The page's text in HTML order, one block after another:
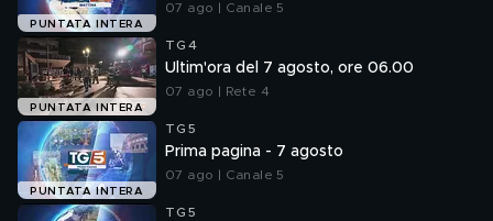
PUNTATA INTERA
07 ago | Canale 5
PUNTATA INTERA
TG4
Ultim'ora del 7 agosto, ore 06.00
07 ago | Rete 4
PUNTATA INTERA
TG5
Prima pagina - 7 agosto
07 ago | Canale 5
TG5